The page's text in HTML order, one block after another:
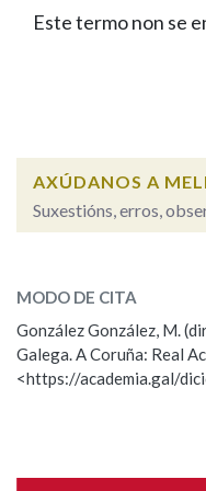
Facebook
TwitterYoutubeInstagram
BUSCAR NOS LEMAS
Remata por
BUSCAR NO
Nas definicións
Este termo non se
AXÚDANOS A
Suxestións, erros,
Observación
Nome
MODO DE CITA
González González, M.
Galega. A Coruña: Real
<https://academia.gal/